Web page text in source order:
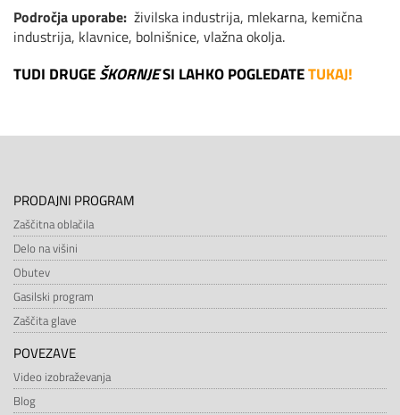
Področja uporabe: živilska industrija, mlekarna, kemična
industrija, klavnice, bolnišnice, vlažna okolja.
TUDI DRUGEŠKORNJESI LAHKO POGLEDATETUKAJ!
PRODAJNI PROGRAM
Zaščitna oblačila
Delo na višini
Obutev
Gasilski program
Zaščita glave
POVEZAVE
Video izobraževanja
Blog